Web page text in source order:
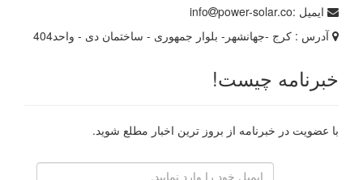
ایمیل :
info
power-solar.co
آدرس : کرج -جهانشهر- بلوار جمهوری - ساختمان دی - واحد404
خبرنامه چیست!
با عضویت در خبرنامه از بروز ترین اخبار مطلع شوید.